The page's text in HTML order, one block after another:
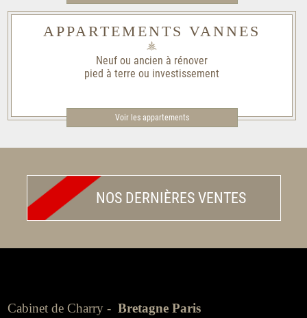
APPARTEMENTS VANNES
Neuf ou ancien à rénover
pied à terre ou investissement
Voir les appartements
NOS DERNIÈRES VENTES
Cabinet de Charry - Bretagne Paris